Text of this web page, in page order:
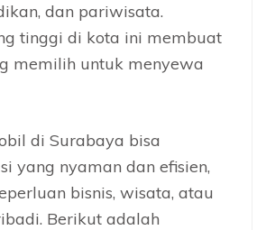
dan pariwisata.
tinggi di kota ini membuat
memilih untuk menyewa
di Surabaya bisa
yang nyaman dan efisien,
bisnis, wisata, atau
Berikut adalah